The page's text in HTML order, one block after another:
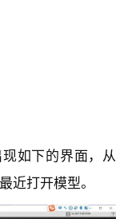
如下的界面，从
近打开模型。